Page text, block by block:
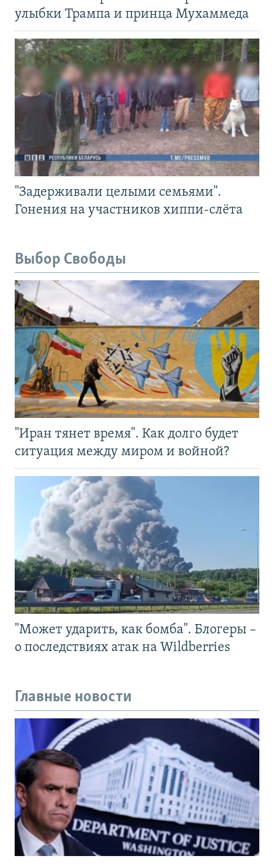
улыбки Трампа и принца Мухаммеда
"Задерживали целыми семьями".
Гонения на участников хиппи-слёта
Выбор Свободы
"Иран тянет время". Как долго будет
ситуация между миром и войной?
"Может ударить, как бомба". Блогеры –
о последствиях атак на Wildberries
Главные новости